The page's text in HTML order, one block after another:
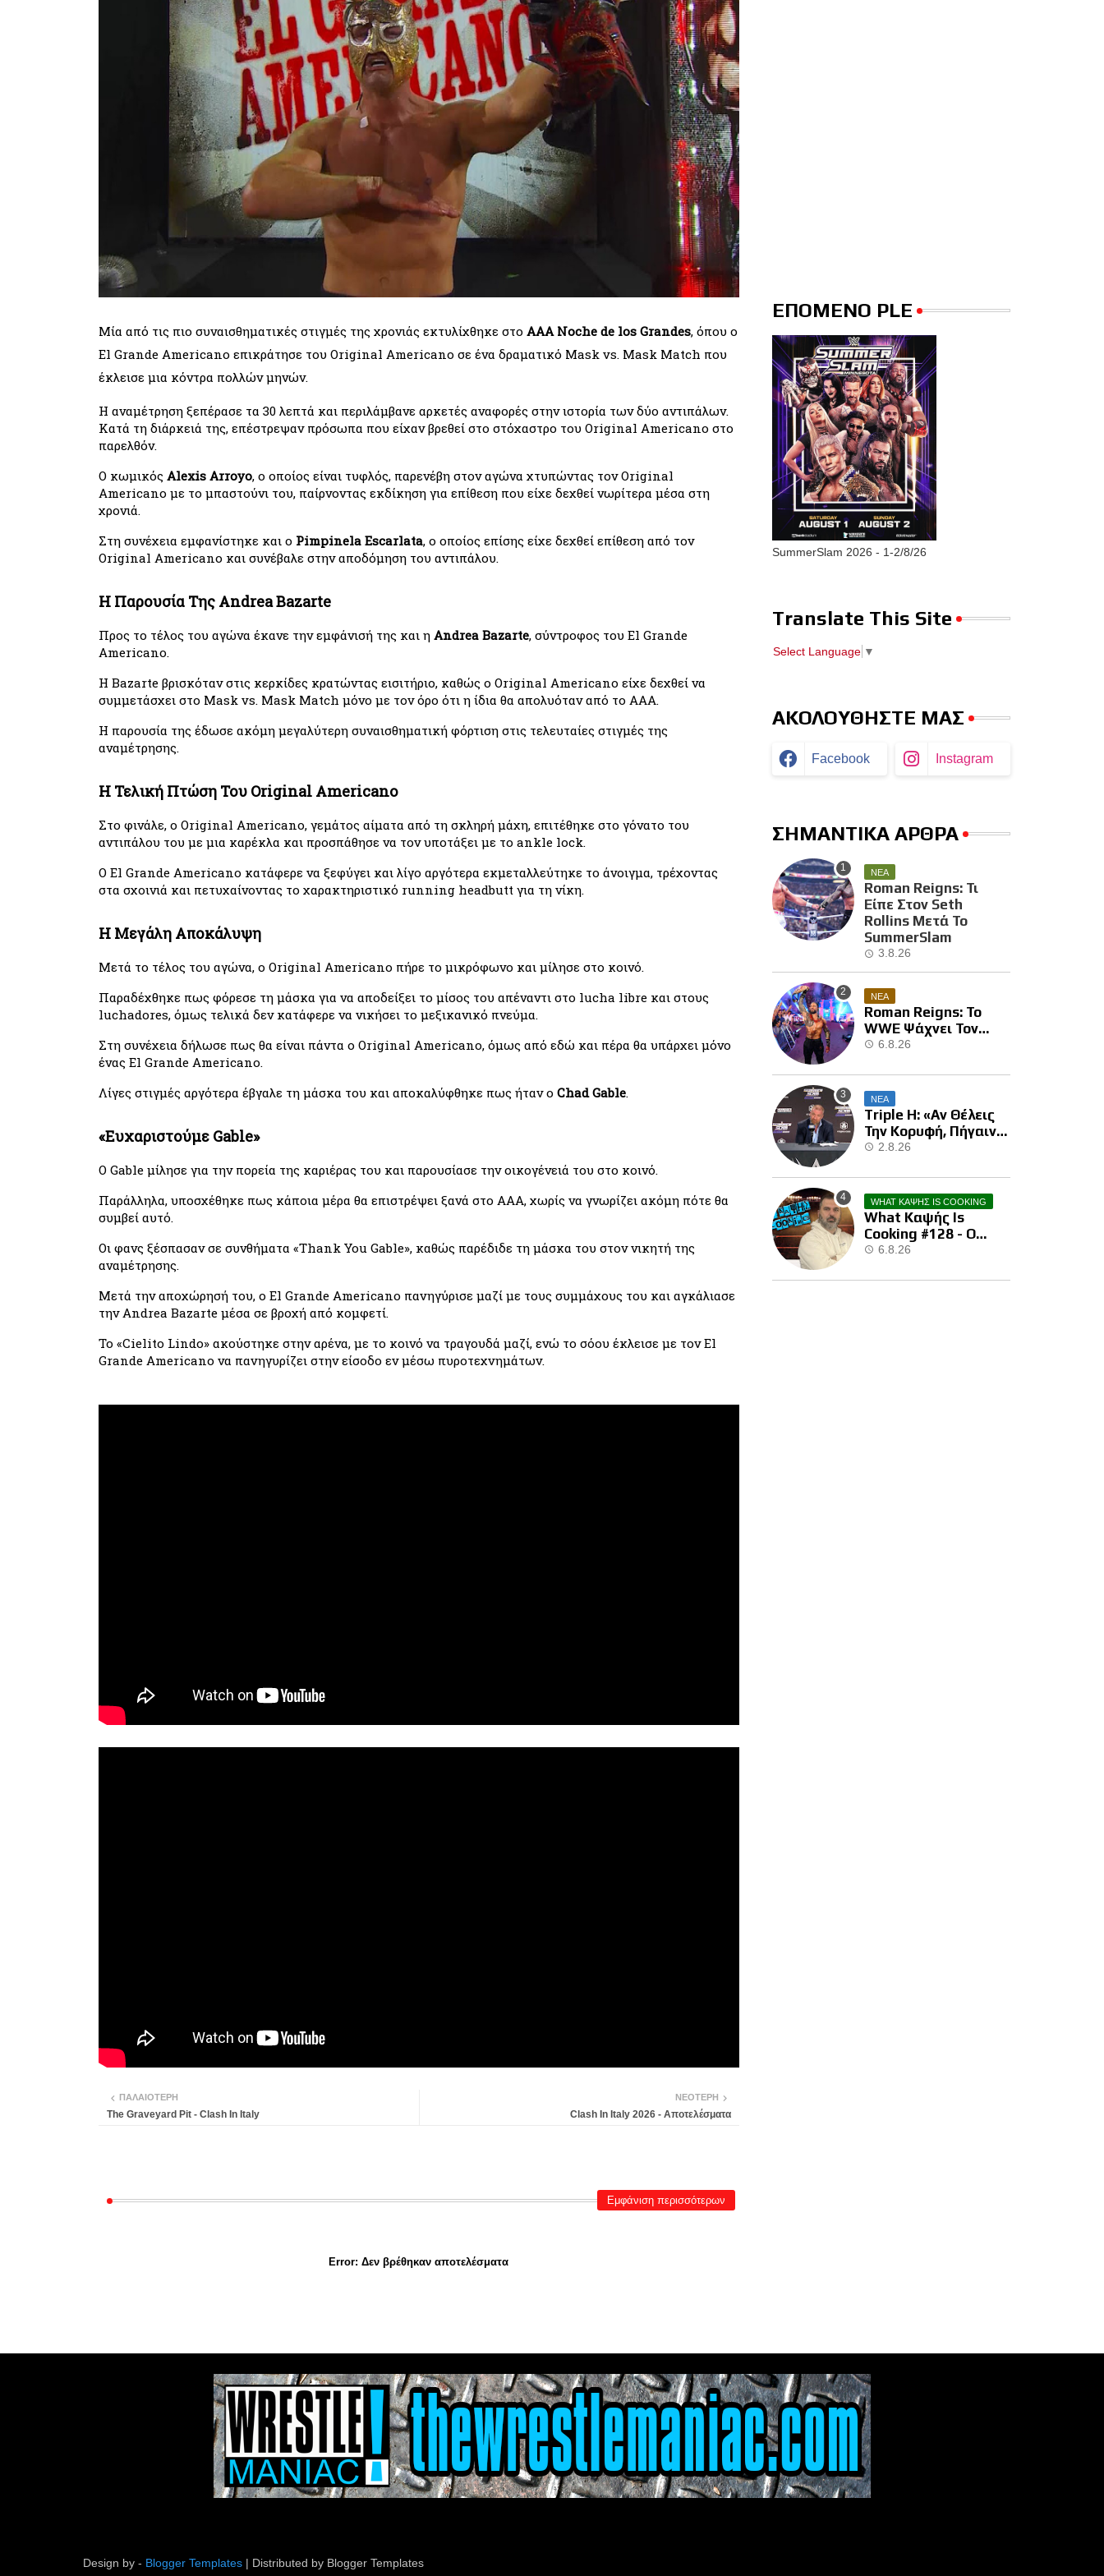
Μία από τις πιο συναισθηματικές στιγμές της χρονιάς εκτυλίχθηκε στο AAA Noche de los Grandes, όπου ο
El Grande Americano επικράτησε του Original Americano σε ένα δραματικό Mask vs. Mask Match που
έκλεισε μια κόντρα πολλών μηνών.
Η αναμέτρηση ξεπέρασε τα 30 λεπτά και περιλάμβανε αρκετές αναφορές στην ιστορία των δύο αντιπάλων.
Κατά τη διάρκειά της, επέστρεψαν πρόσωπα που είχαν βρεθεί στο στόχαστρο του Original Americano στο
παρελθόν.
Ο κωμικός Alexis Arroyo, ο οποίος είναι τυφλός, παρενέβη στον αγώνα χτυπώντας τον Original
Americano με το μπαστούνι του, παίρνοντας εκδίκηση για επίθεση που είχε δεχθεί νωρίτερα μέσα στη
χρονιά.
Στη συνέχεια εμφανίστηκε και ο Pimpinela Escarlata, ο οποίος επίσης είχε δεχθεί επίθεση από τον
Original Americano και συνέβαλε στην αποδόμηση του αντιπάλου.
Η Παρουσία Της Andrea Bazarte
Προς το τέλος του αγώνα έκανε την εμφάνισή της και η Andrea Bazarte, σύντροφος του El Grande
Americano.
Η Bazarte βρισκόταν στις κερκίδες κρατώντας εισιτήριο, καθώς ο Original Americano είχε δεχθεί να
συμμετάσχει στο Mask vs. Mask Match μόνο με τον όρο ότι η ίδια θα απολυόταν από το AAA.
Η παρουσία της έδωσε ακόμη μεγαλύτερη συναισθηματική φόρτιση στις τελευταίες στιγμές της
αναμέτρησης.
Η Τελική Πτώση Του Original Americano
Στο φινάλε, ο Original Americano, γεμάτος αίματα από τη σκληρή μάχη, επιτέθηκε στο γόνατο του
αντιπάλου του με μια καρέκλα και προσπάθησε να τον υποτάξει με το ankle lock.
Ο El Grande Americano κατάφερε να ξεφύγει και λίγο αργότερα εκμεταλλεύτηκε το άνοιγμα, τρέχοντας
στα σχοινιά και πετυχαίνοντας το χαρακτηριστικό running headbutt για τη νίκη.
Η Μεγάλη Αποκάλυψη
Μετά το τέλος του αγώνα, ο Original Americano πήρε το μικρόφωνο και μίλησε στο κοινό.
Παραδέχθηκε πως φόρεσε τη μάσκα για να αποδείξει το μίσος του απέναντι στο lucha libre και στους
luchadores, όμως τελικά δεν κατάφερε να νικήσει το μεξικανικό πνεύμα.
Στη συνέχεια δήλωσε πως θα είναι πάντα ο Original Americano, όμως από εδώ και πέρα θα υπάρχει μόνο
ένας El Grande Americano.
Λίγες στιγμές αργότερα έβγαλε τη μάσκα του και αποκαλύφθηκε πως ήταν ο Chad Gable.
«Ευχαριστούμε Gable»
Ο Gable μίλησε για την πορεία της καριέρας του και παρουσίασε την οικογένειά του στο κοινό.
Παράλληλα, υποσχέθηκε πως κάποια μέρα θα επιστρέψει ξανά στο AAA, χωρίς να γνωρίζει ακόμη πότε θα
συμβεί αυτό.
Οι φανς ξέσπασαν σε συνθήματα «Thank You Gable», καθώς παρέδιδε τη μάσκα του στον νικητή της
αναμέτρησης.
Μετά την αποχώρησή του, ο El Grande Americano πανηγύρισε μαζί με τους συμμάχους του και αγκάλιασε
την Andrea Bazarte μέσα σε βροχή από κομφετί.
Το «Cielito Lindo» ακούστηκε στην αρένα, με το κοινό να τραγουδά μαζί, ενώ το σόου έκλεισε με τον El
Grande Americano να πανηγυρίζει στην είσοδο εν μέσω πυροτεχνημάτων.
ΝΕΌΤΕΡΗ
Clash In Italy 2026 - Αποτελέσματα
ΠΑΛΑΙΌΤΕΡΗ
The Graveyard Pit - Clash In Italy
Εμφάνιση περισσότερων
Error: Δεν βρέθηκαν αποτελέσματα
ΕΠΟΜΕΝΟ PLE
SummerSlam 2026 - 1-2/8/26
Translate This Site
Select Language ▼
ΑΚΟΛΟΥΘΗΣΤΕ ΜΑΣ
Facebook Instagram
ΣΗΜΑΝΤΙΚΑ ΑΡΘΡΑ
ΝΕΑ
Roman Reigns: Τι
Είπε Στον Seth
Rollins Μετά Το
SummerSlam
3.8.26
ΝΕΑ
Roman Reigns: Το
WWE Ψάχνει Τον
Επόμενο Διεκδικητή
6.8.26
ΝΕΑ
Triple H: «Αν Θέλεις
Την Κορυφή, Πήγαινε
Και Κέρδισε Την»
2.8.26
WHAT ΚΑΨΗΣ IS COOKING
What Καψής Is
Cooking #128 - Ο
Brock Μας Την
6.8.26
Design by - Blogger Templates| Distributed by Blogger Templates